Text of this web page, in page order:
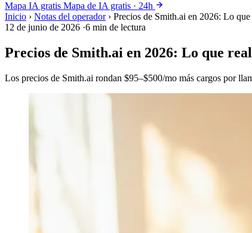
Mapa IA gratis Mapa de IA gratis · 24h
Inicio › Notas del operador › Precios de Smith.ai en 2026: Lo que
12 de junio de 2026 ·6 min de lectura
Precios de Smith.ai en 2026: Lo que
Los precios de Smith.ai rondan $95–$500/mo más cargos por